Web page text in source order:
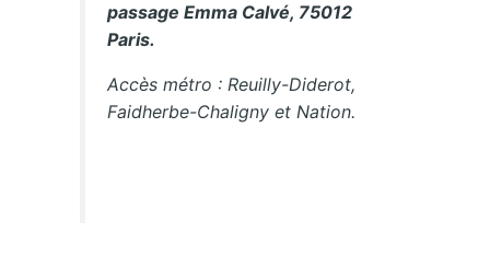
passage Emma Calvé, 75012
Paris.
Accès métro : Reuilly-Diderot,
Faidherbe-Chaligny et Nation.